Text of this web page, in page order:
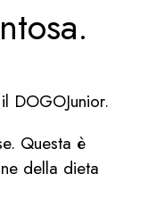
DOGOJunior.
Questa è
della dieta